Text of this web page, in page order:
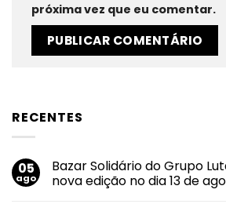
próxima vez que eu comentar.
RECENTES
05
ago
Bazar Solidário do Grupo
nova edição no dia 13 de